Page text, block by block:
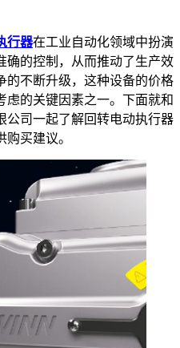
行器在工业自动化领域中扮演
确的控制，从而推动了生产效
的不断升级，这种设备的价格
虑的关键因素之一。下面就和
公司一起了解回转电动执行器
买建议。